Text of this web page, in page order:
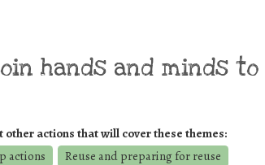
hands and minds to
other actions that will cover these themes:
actions
Reuse and preparing for reuse